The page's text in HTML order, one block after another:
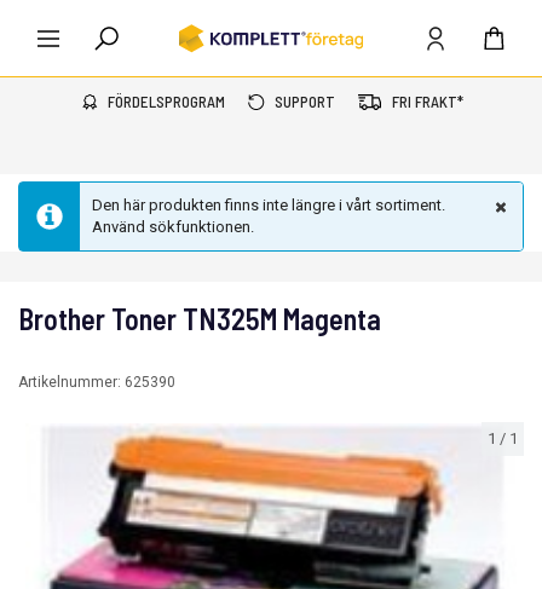
FÖRDELSPROGRAM SUPPORT FRI FRAKT*
Den här produkten finns inte längre i vårt sortiment.
Använd sökfunktionen.
1 / 1
Brother Toner TN325M Magenta
Artikelnummer: 625390